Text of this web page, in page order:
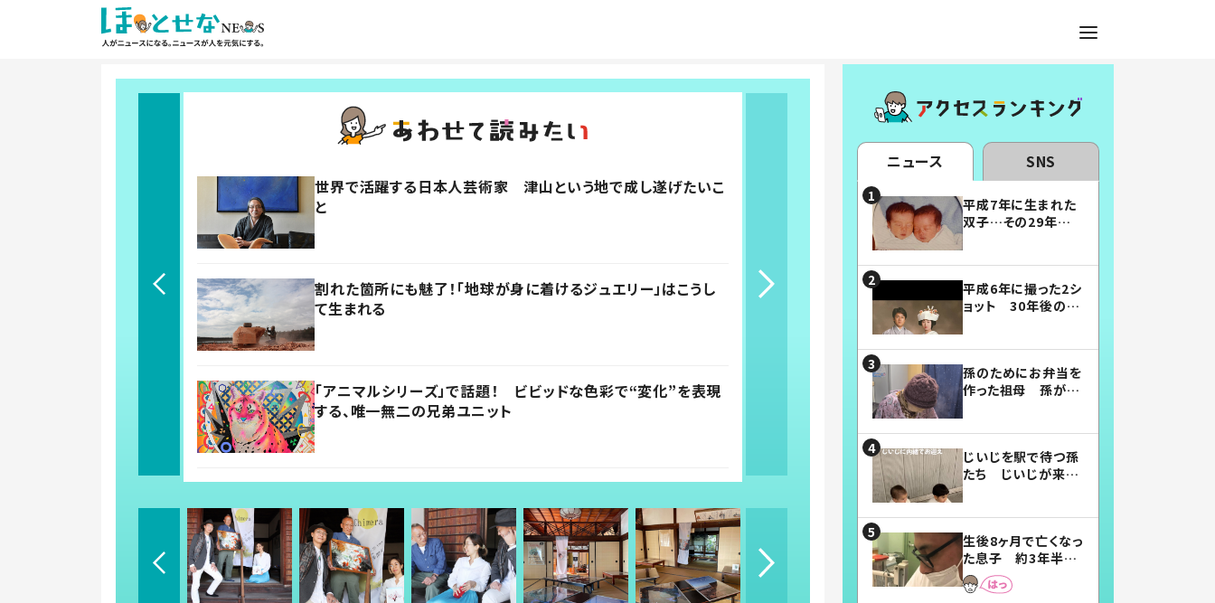
世界で活躍する日本人芸術家 津山という地で成し遂げたいこ
と
割れた箇所にも魅了！「地球が身に着けるジュエリー」はこうし
て生まれる
「アニマルシリーズ」で話題！ ビビッドな色彩で“変化”を表現
する、唯一無二の兄弟ユニット
ニュース SNS
平成7年に生まれた
双子…その29年後
平成6年に撮った2シ
ョット 30年後の姿
孫のためにお弁当を
作った祖母 孫が絶
じいじを駅で待つ孫
たち じいじが来た
まらない」「幸せにな
れる」
生後8ヶ月で亡くなっ
た息子 約3年半
後、当時の妻の日記
に書いてあった本音